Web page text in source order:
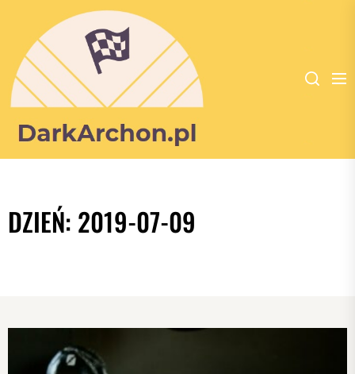
Dark
portal
poświęcony
kulturystyce
DZIEŃ: 2019-07-09